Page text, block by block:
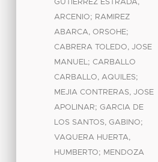
GUTIERREZ ESTRADA,
ARCENIO; RAMIREZ
ABARCA, ORSOHE;
CABRERA TOLEDO, JOSE
MANUEL ;CARBALLO
CARBALLO, AQUILES;
MEJIA CONTRERAS, JOSE
APOLINAR;GARCIA DE
LOS SANTOS, GABINO;
VAQUERA HUERTA,
HUMBERTO; MENDOZA